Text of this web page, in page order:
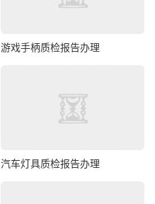
游戏手柄质检报告办理
汽车灯具质检报告办理